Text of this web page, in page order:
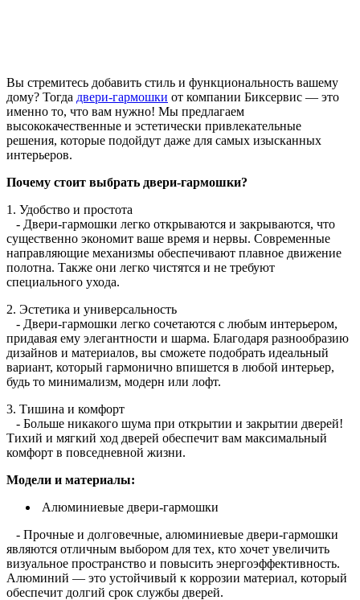
Вы стремитесь добавить стиль и функциональность вашему
дому? Тогда двери-гармошки от компании Биксервис — это
именно то, что вам нужно! Мы предлагаем
высококачественные и эстетически привлекательные
решения, которые подойдут даже для самых изысканных
интерьеров.
Почему стоит выбрать двери-гармошки?
1. Удобство и простота
- Двери-гармошки легко открываются и закрываются, что
существенно экономит ваше время и нервы. Современные
направляющие механизмы обеспечивают плавное движение
полотна. Также они легко чистятся и не требуют
специального ухода.
2. Эстетика и универсальность
- Двери-гармошки легко сочетаются с любым интерьером,
придавая ему элегантности и шарма. Благодаря разнообразию
дизайнов и материалов, вы сможете подобрать идеальный
вариант, который гармонично впишется в любой интерьер,
будь то минимализм, модерн или лофт.
3. Тишина и комфорт
- Больше никакого шума при открытии и закрытии дверей!
Тихий и мягкий ход дверей обеспечит вам максимальный
комфорт в повседневной жизни.
Модели и материалы:
Алюминиевые двери-гармошки
- Прочные и долговечные, алюминиевые двери-гармошки
являются отличным выбором для тех, кто хочет увеличить
визуальное пространство и повысить энергоэффективность.
Алюминий — это устойчивый к коррозии материал, который
обеспечит долгий срок службы дверей.